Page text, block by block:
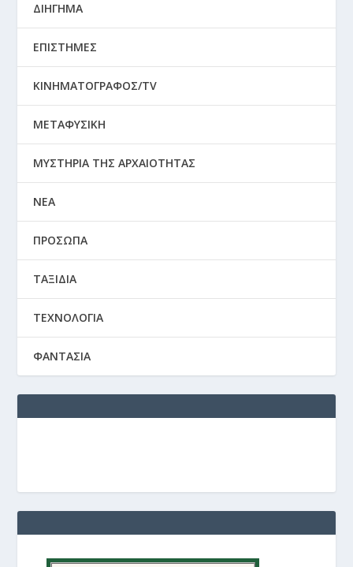
ΔΙΗΓΗΜΑ
ΕΠΙΣΤΗΜΕΣ
ΚΙΝΗΜΑΤΟΓΡΑΦΟΣ/TV
ΜΕΤΑΦΥΣΙΚΗ
ΜΥΣΤΗΡΙΑ ΤΗΣ ΑΡΧΑΙΟΤΗΤΑΣ
ΝΕΑ
ΠΡΟΣΩΠΑ
ΤΑΞΙΔΙΑ
ΤΕΧΝΟΛΟΓΙΑ
ΦΑΝΤΑΣΙΑ